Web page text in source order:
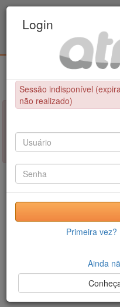
Educação Física / UPE
NÃO FOI POSSÍVEL
Sessão indisponível
realizado)
Login
Sessão indisponível
não realizado)
Primeira
Ainda